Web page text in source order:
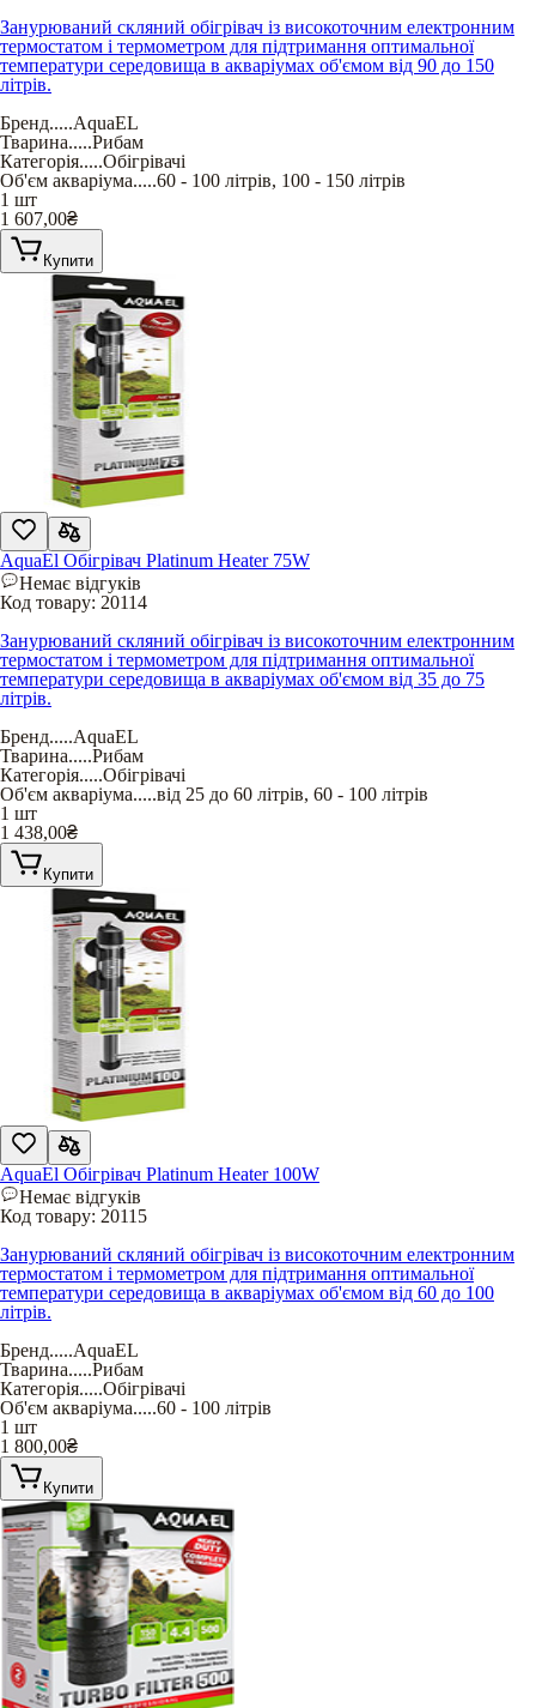
Занурюваний скляний обігрівач із високоточним електронним
термостатом і термометром для підтримання оптимальної
температури середовища в акваріумах об'ємом від 90 до 150
літрів.
Бренд.....AquaEL
Тварина.....Рибам
Категорія.....Обігрівачі
Об'єм акваріума.....60 - 100 літрів, 100 - 150 літрів
1 шт
1 607,00₴
Купити
AquaEl Обігрівач Platinum Heater 75W
Немає відгуків
Код товару: 20114
Занурюваний скляний обігрівач із високоточним електронним
термостатом і термометром для підтримання оптимальної
температури середовища в акваріумах об'ємом від 35 до 75
літрів.
Бренд.....AquaEL
Тварина.....Рибам
Категорія.....Обігрівачі
Об'єм акваріума.....від 25 до 60 літрів, 60 - 100 літрів
1 шт
1 438,00₴
Купити
AquaEl Обігрівач Platinum Heater 100W
Немає відгуків
Код товару: 20115
Занурюваний скляний обігрівач із високоточним електронним
термостатом і термометром для підтримання оптимальної
температури середовища в акваріумах об'ємом від 60 до 100
літрів.
Бренд.....AquaEL
Тварина.....Рибам
Категорія.....Обігрівачі
Об'єм акваріума.....60 - 100 літрів
1 шт
1 800,00₴
Купити